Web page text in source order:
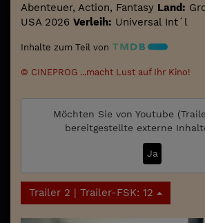
Abenteuer, Action, Fantasy Land:
USA 2026 Verleih: Universal Int´l
Inhalte zum Teil von
© CINEPROG ...macht Lust auf Ihr Kino!
Möchten Sie von Youtube
bereitgestellte externe
Ja
Trailer 2 | Trailer-FSK: 12